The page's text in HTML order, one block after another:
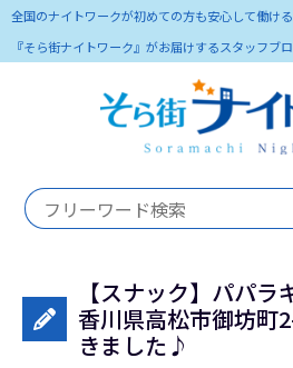
全国のナイトワークが初めての方も安心して働け
『そら街ナイトワーク』がお届けするスタッフブロ
【スナック】パパ
香川県高松市御坊町
きました♪